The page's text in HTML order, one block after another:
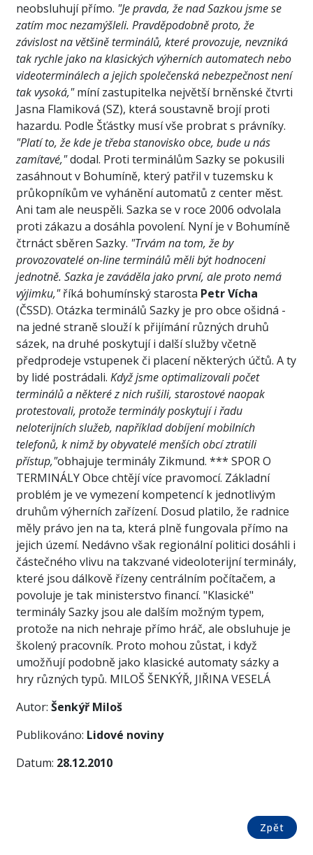
neobsluhují přímo. "Je pravda, že nad Sazkou jsme se
zatím moc nezamýšleli. Pravděpodobně proto, že
závislost na většině terminálů, které provozuje, nevzniká
tak rychle jako na klasických výherních automatech nebo
videoterminálech a jejich společenská nebezpečnost není
tak vysoká,"míní zastupitelka největší brněnské čtvrti
Jasna Flamiková (SZ), která soustavně brojí proti
hazardu. Podle Šťástky musí vše probrat s právníky.
"Platí to, že kde je třeba stanovisko obce, bude u nás
zamítavé,"dodal. Proti terminálům Sazky se pokusili
zasáhnout v Bohumíně, který patřil v tuzemsku k
průkopníkům ve vyhánění automatů z center měst.
Ani tam ale neuspěli. Sazka se v roce 2006 odvolala
proti zákazu a dosáhla povolení. Nyní je v Bohumíně
čtrnáct sběren Sazky. "Trvám na tom, že by
provozovatelé on-line terminálů měli být hodnoceni
jednotně. Sazka je zaváděla jako první, ale proto nemá
výjimku,"říká bohumínský starosta Petr Vícha
(ČSSD). Otázka terminálů Sazky je pro obce ošidná -
na jedné straně slouží k přijímání různých druhů
sázek, na druhé poskytují i další služby včetně
předprodeje vstupenek či placení některých účtů. A ty
by lidé postrádali.Když jsme optimalizovali počet
terminálů a některé z nich rušili, starostové naopak
protestovali, protože terminály poskytují i řadu
neloterijních služeb, například dobíjení mobilních
telefonů, k nimž by obyvatelé menších obcí ztratili
přístup,"obhajuje terminály Zikmund. *** SPOR O
TERMINÁLY Obce chtějí více pravomocí. Základní
problém je ve vymezení kompetencí k jednotlivým
druhům výherních zařízení. Dosud platilo, že radnice
měly právo jen na ta, která plně fungovala přímo na
jejich území. Nedávno však regionální politici dosáhli i
částečného vlivu na takzvané videoloterijní terminály,
které jsou dálkově řízeny centrálním počítačem, a
povoluje je tak ministerstvo financí. "Klasické"
terminály Sazky jsou ale dalším možným typem,
protože na nich nehraje přímo hráč, ale obsluhuje je
školený pracovník. Proto mohou zůstat, i když
umožňují podobně jako klasické automaty sázky a
hry různých typů. MILOŠ ŠENKÝŘ, JIŘINA VESELÁ
Autor:Šenkýř Miloš
Publikováno: Lidové noviny
Datum: 28.12.2010
Zpět